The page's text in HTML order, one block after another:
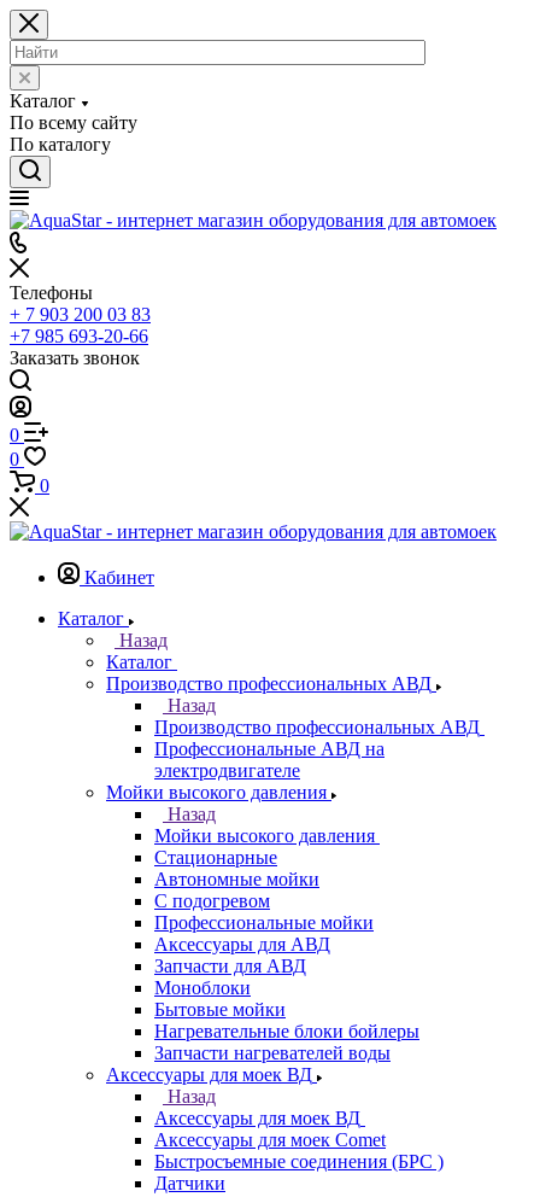
Каталог
По всему сайту
По каталогу
Телефоны
+ 7 903 200 03 83
+7 985 693-20-66
Заказать звонок
0
0
0
Кабинет
Каталог
Назад
Каталог
Производство профессиональных АВД
Назад
Производство профессиональных АВД
Профессиональные АВД на
электродвигателе
Мойки высокого давления
Назад
Мойки высокого давления
Стационарные
Автономные мойки
С подогревом
Профессиональные мойки
Аксессуары для АВД
Запчасти для АВД
Моноблоки
Бытовые мойки
Нагревательные блоки бойлеры
Запчасти нагревателей воды
Аксессуары для моек ВД
Назад
Аксессуары для моек ВД
Аксессуары для моек Comet
Быстросъемные соединения (БРС )
Датчики